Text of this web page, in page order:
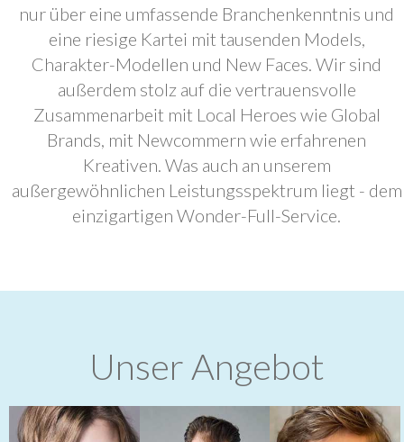
nur über eine umfassende Branchenkenntnis und
eine riesige Kartei mit tausenden Models,
Charakter-Modellen und New Faces. Wir sind
außerdem stolz auf die vertrauensvolle
Zusammenarbeit mit Local Heroes wie Global
Brands, mit Newcommern wie erfahrenen
Kreativen. Was auch an unserem
außergewöhnlichen Leistungsspektrum liegt - dem
einzigartigen Wonder-Full-Service.
Unser Angebot